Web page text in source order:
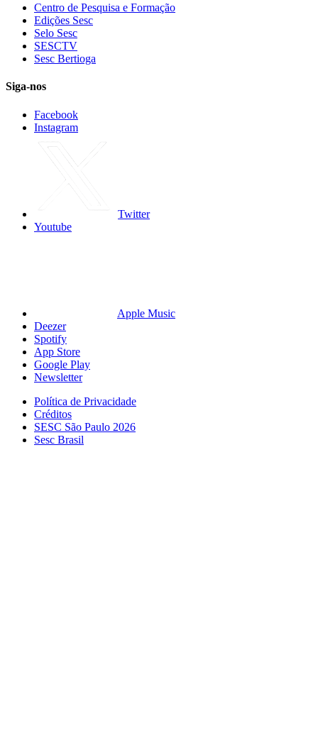
Centro de Pesquisa e Formação
Edições Sesc
Selo Sesc
SESCTV
Sesc Bertioga
Siga-nos
Facebook
Instagram
Twitter
Youtube
Apple Music
Deezer
Spotify
App Store
Google Play
Newsletter
Política de Privacidade
Créditos
SESC São Paulo 2026
Sesc Brasil